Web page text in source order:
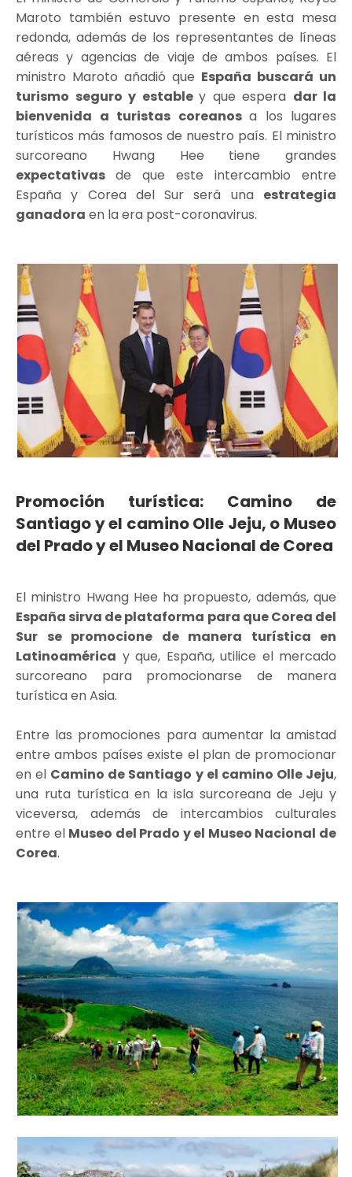
Maroto también estuvo presente en esta mesa
redonda, además de los representantes de líneas
aéreas y agencias de viaje de ambos países. El
ministro Maroto añadió que España buscará un
turismo seguro y estable y que espera dar la
bienvenida a turistas coreanos a los lugares
turísticos más famosos de nuestro país. El ministro
surcoreano Hwang Hee tiene grandes
expectativas de que este intercambio entre
España y Corea del Sur será una estrategia
ganadora en la era post-coronavirus.
Promoción turística: Camino de
Santiago y el camino Olle Jeju, o Museo
del Prado y el Museo Nacional de Corea
El ministro Hwang Hee ha propuesto, además, que
España sirva de plataforma para que Corea del
Sur se promocione de manera turística en
Latinoamérica y que, España, utilice el mercado
surcoreano para promocionarse de manera
turística en Asia.
Entre las promociones para aumentar la amistad
entre ambos países existe el plan de promocionar
en el Camino de Santiago y el camino Olle Jeju,
una ruta turística en la isla surcoreana de Jeju y
viceversa, además de intercambios culturales
entre el Museo del Prado y el Museo Nacional de
Corea.